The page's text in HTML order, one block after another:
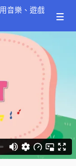
樂、遊戲
0/3
14:20
06:51
07:19
音樂、遊戲